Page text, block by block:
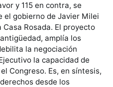
y 115 en contra, se
el gobierno de Javier Milei
Rosada. El proyecto
amplía los
la negociación
la capacidad de
Congreso. Es, en síntesis,
desde los